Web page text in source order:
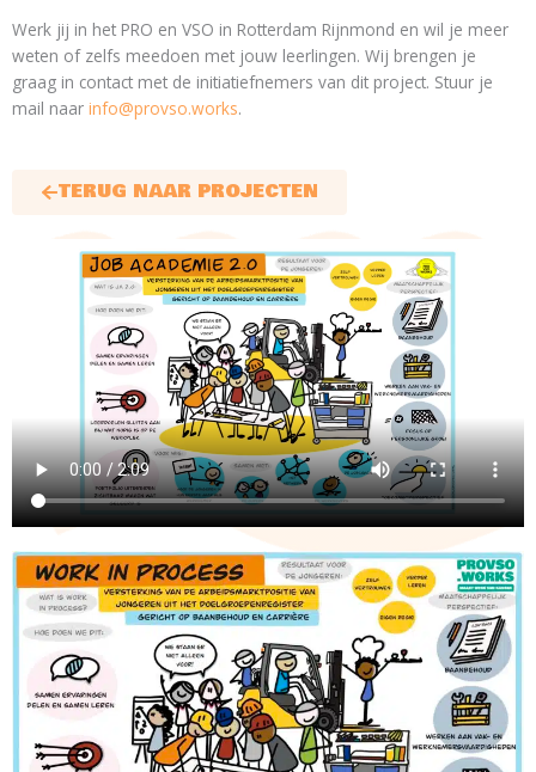
Werk jij in het PRO en VSO in Rotterdam Rijnmond en wil je meer
weten of zelfs meedoen met jouw leerlingen. Wij brengen je
graag in contact met de initiatiefnemers van dit project. Stuur je
mail naar info@provso.works.
TERUG NAAR PROJECTEN